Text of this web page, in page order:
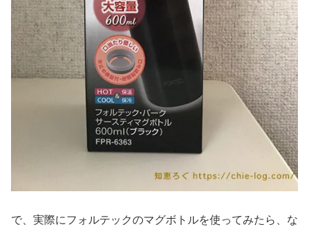
で、実際にフォルテックのマグボトルを使ってみたら、な